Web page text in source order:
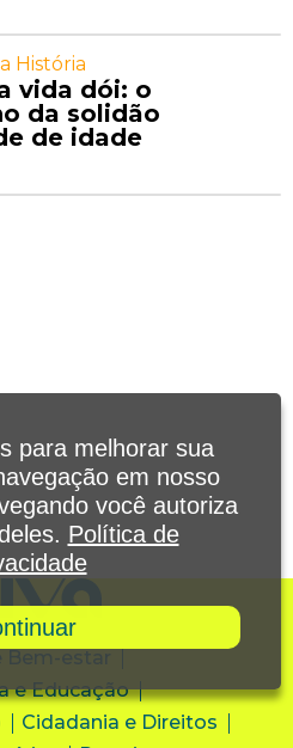
História
vida dói: o
da solidão
de idade
Bem-estar
e Educação
Cidadania e Direitos
para melhorar sua
em nosso
você autoriza
Política de